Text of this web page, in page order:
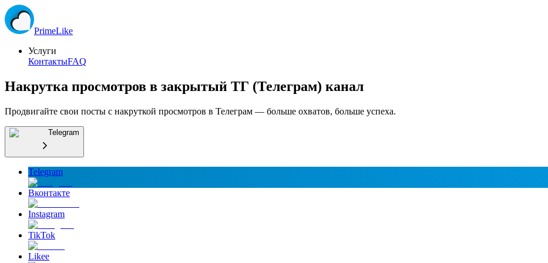
PrimeLike
Услуги
КонтактыFAQ
Накрутка просмотров в закрытый ТГ (Телеграм) канал
Продвигайте свои посты с накруткой просмотров в Телеграм — больше охватов, больше успеха.
Telegram
Telegram
Вконтакте
Instagram
TikTok
Likee